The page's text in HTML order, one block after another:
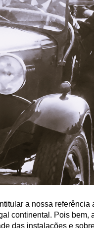
a nossa
continental. Pois
das instalações e